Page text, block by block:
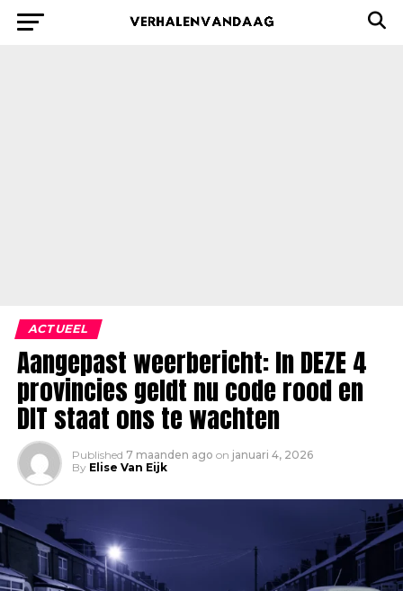
ACTUEEL
Aangepast weerbericht: In DEZE 4
provincies geldt nu code rood en
DIT staat ons te wachten
Published 7 maanden ago on januari 4, 2026
By Elise Van Eijk